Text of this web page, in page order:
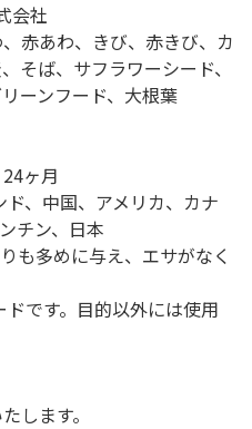
会社
赤あわ、きび、赤きび、カ
そば、サフラワーシード、
ーンフード、大根葉
ヶ月
ド、中国、アメリカ、カナ
チン、日本
も多めに与え、エサがなく
ドです。目的以外には使用
します。